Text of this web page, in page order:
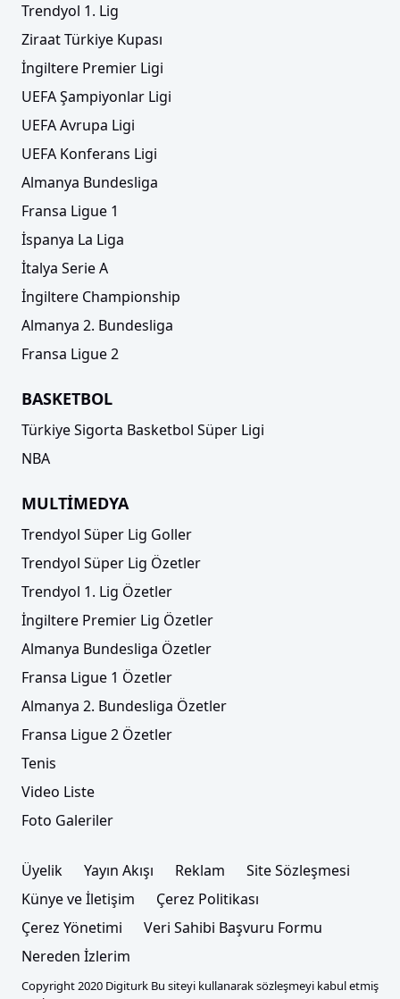
Trendyol 1. Lig
Ziraat Türkiye Kupası
İngiltere Premier Ligi
UEFA Şampiyonlar Ligi
UEFA Avrupa Ligi
UEFA Konferans Ligi
Almanya Bundesliga
Fransa Ligue 1
İspanya La Liga
İtalya Serie A
İngiltere Championship
Almanya 2. Bundesliga
Fransa Ligue 2
BASKETBOL
Türkiye Sigorta Basketbol Süper Ligi
NBA
MULTİMEDYA
Trendyol Süper Lig Goller
Trendyol Süper Lig Özetler
Trendyol 1. Lig Özetler
İngiltere Premier Lig Özetler
Almanya Bundesliga Özetler
Fransa Ligue 1 Özetler
Almanya 2. Bundesliga Özetler
Fransa Ligue 2 Özetler
Tenis
Video Liste
Foto Galeriler
Üyelik Yayın Akışı Reklam
Site Sözleşmesi
Künye ve İletişim
Çerez Politikası
Çerez Yönetimi
Veri Sahibi Başvuru Formu
Nereden İzlerim
Copyright 2020 Digiturk Bu siteyi kullanarak sözleşmeyi kabul etmiş